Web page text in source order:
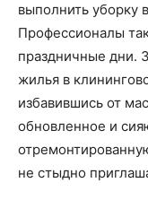
выполнить уборку
Профессионалы
праздничные дни.
жилья в
избавившись от
обновленное и
не стыдно